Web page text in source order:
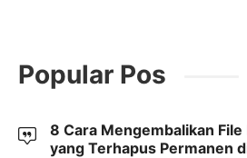
Popular Pos
8 Cara Mengembalikan
yang Terhapus Permanen